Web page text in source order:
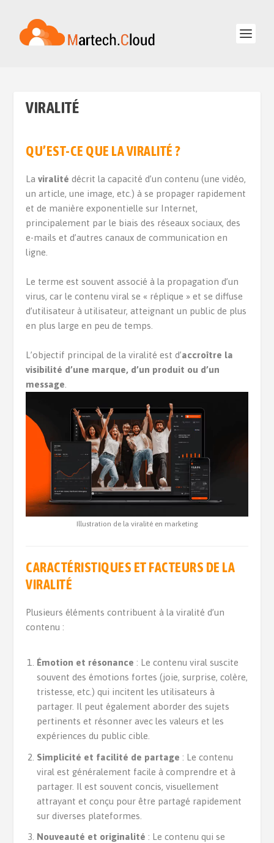
VIRALITÉ
QU’EST-CE QUE LA VIRALITÉ ?
Laviralité décrit la capacité d’un contenu (une vidéo,
un article, une image, etc.) à se propager rapidement
et de manière exponentielle sur Internet,
principalement par le biais des réseaux sociaux, des
e-mails et d’autres canaux de communication en
ligne.
Le terme est souvent associé à la propagation d’un
virus, car le contenu viral se « réplique » et se diffuse
d’utilisateur à utilisateur, atteignant un public de plus
en plus large en peu de temps.
L’objectif principal de la viralité est d’accroître la
visibilité d’une marque, d’un produit ou d’un
message
Illustration de la viralité en marketing
CARACTÉRISTIQUES ET FACTEURS DE LA
VIRALITÉ
Plusieurs éléments contribuent à la viralité d’un
contenu :
Émotion et résonance : Le contenu viral suscite
souvent des émotions fortes (joie, surprise, colère,
tristesse, etc.) qui incitent les utilisateurs à
partager. Il peut également aborder des sujets
pertinents et résonner avec les valeurs et les
expériences du public cible.
Simplicité et facilité de partage : Le contenu
viral est généralement facile à comprendre et à
partager. Il est souvent concis, visuellement
attrayant et conçu pour être partagé rapidement
sur diverses plateformes.
Nouveauté et originalité : Le contenu qui se